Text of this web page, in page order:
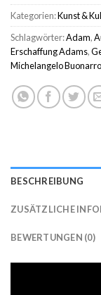
Kategorien:Kunst &
Schlagwörter:Adam,
Erschaffung Adams,
Michelangelo
BESCHREIBUNG
ZUSÄTZLICHE
BEWERTUNGEN (0)